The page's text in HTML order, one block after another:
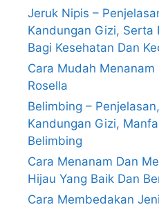
Jeruk Nipis –
Kandungan Gizi, Serta
Bagi Kesehatan Dan
Cara Mudah
Rosella
Belimbing –
Kandungan Gizi,
Belimbing
Cara Menanam Dan
Hijau Yang Baik Dan
Cara Membedakan